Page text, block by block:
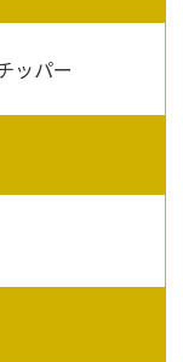
ッパー